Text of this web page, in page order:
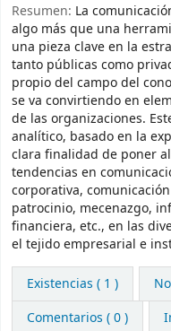
Resumen: La
algo más que una
una pieza clave en la
tanto públicas como
propio del campo del
se va convirtiendo en
de las organizaciones.
analítico, basado en la
clara finalidad de poner
tendencias en
corporativa,
patrocinio, mecenazgo,
financiera, etc., en las
el tejido empresarial e
Existencias ( 1 )
Comentarios ( 0 )